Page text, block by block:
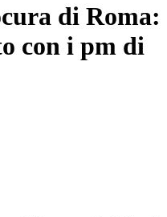
di Roma:
con i pm di